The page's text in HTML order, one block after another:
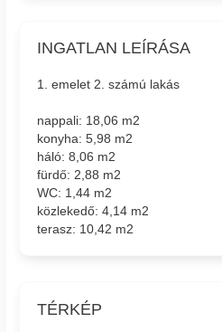
INGATLAN LEÍRÁSA
1. emelet 2. számú lakás
nappali: 18,06 m2
konyha: 5,98 m2
háló: 8,06 m2
fürdő: 2,88 m2
WC: 1,44 m2
közlekedő: 4,14 m2
terasz: 10,42 m2
TÉRKÉP